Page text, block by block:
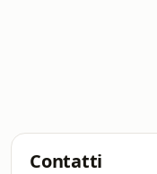
Contatti